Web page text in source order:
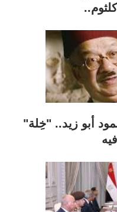
رحيله الـ13| محمود أبو زيد.. "خِلة"